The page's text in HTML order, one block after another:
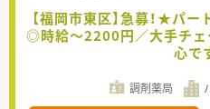
【福岡市東区】急募！★パ
◎時給～2200円／大手チ
心で
調剤薬局